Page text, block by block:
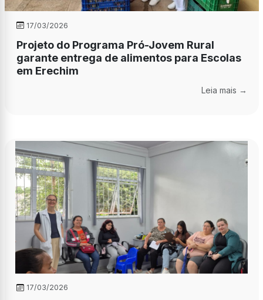
17/03/2026
Projeto do Programa Pró-Jovem Rural
garante entrega de alimentos para Escolas
em Erechim
Leia mais →
17/03/2026